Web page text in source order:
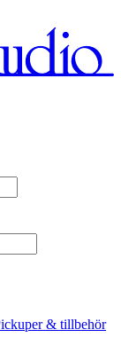
& tillbehör